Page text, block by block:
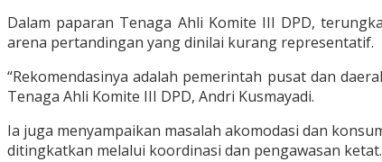
Dalam paparan Tenaga Ahli Komite III DPD,
arena pertandingan yang dinilai kurang representatif.
“Rekomendasinya adalah pemerintah pusat dan
Tenaga Ahli Komite III DPD, Andri Kusmayadi.
Ia juga menyampaikan masalah akomodasi dan
ditingkatkan melalui koordinasi dan pengawasan ketat.